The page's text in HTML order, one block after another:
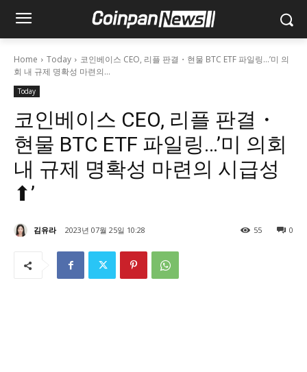
Home Today
코인베이스 CEO, 리플 판결・현물 BTC ETF 파일링…’미 의
회 내 규제 명확성 마련의...
Today
코인베이스 CEO, 리플 판결・
현물 BTC ETF 파일링…’미 의회
내 규제 명확성 마련의 시급성
⬆’
김유라 2023년 07월 25일 10:28 0
55